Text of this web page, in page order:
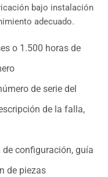
bajo instalación
adecuado.
o 1.500 horas de
de serie del
de la falla,
configuración, guía
de piezas